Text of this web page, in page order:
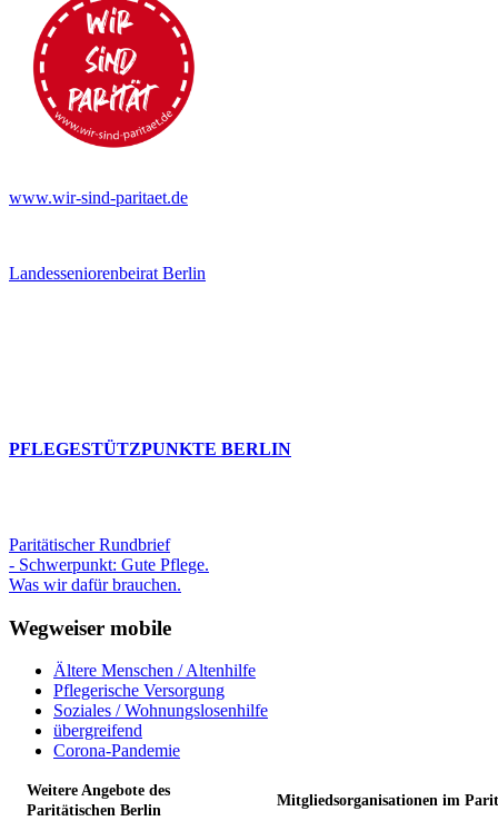
www.wir-sind-paritaet.de
Landesseniorenbeirat Berlin
PFLEGESTÜTZPUNKTE BERLIN
Paritätischer Rundbrief
- Schwerpunkt: Gute Pflege.
Was wir dafür brauchen.
Wegweiser mobile
Ältere Menschen / Altenhilfe
Pflegerische Versorgung
Soziales / Wohnungslosenhilfe
übergreifend
Corona-Pandemie
Weitere Angebote des
Paritätischen Berlin
Mitgliedsorganisationen im